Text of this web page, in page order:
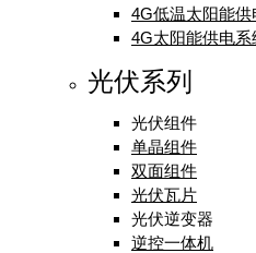
4G低温太阳能供
4G太阳能供电系
光伏系列
光伏组件
单晶组件
双面组件
光伏瓦片
光伏逆变器
逆控一体机